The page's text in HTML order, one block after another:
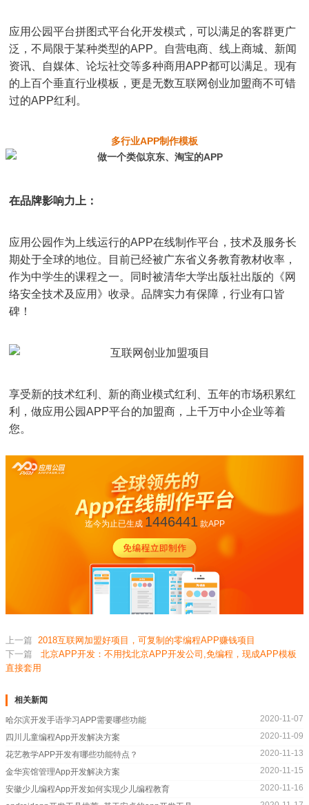
应用公园平台拼图式平台化开发模式，可以满足的客群更广
泛，不局限于某种类型的APP。自营电商、线上商城、新闻
资讯、自媒体、论坛社交等多种商用APP都可以满足。现有
的上百个垂直行业模板，更是无数互联网创业加盟商不可错
过的APP红利。
多行业APP制作模板
在品牌影响力上：
应用公园作为上线运行的APP在线制作平台，技术及服务长
期处于全球的地位。目前已经被广东省义务教育教材收率，
作为中学生的课程之一。同时被清华大学出版社出版的《网
络安全技术及应用》收录。品牌实力有保障，行业有口皆
碑！
享受新的技术红利、新的商业模式红利、五年的市场积累红
利，做应用公园APP平台的加盟商，上千万中小企业等着
您。
迄今为止已生成 1446441款APP
上一篇 2018互联网加盟好项目，可复制的零编程APP赚钱项目
下一篇
北京APP开发：不用找北京APP开发公司,免编程，现成APP模板
直接套用
相关新闻
哈尔滨开发手语学习APP需要哪些功能
2020-11-07
四川儿童编程App开发解决方案
2020-11-09
花艺教学APP开发有哪些功能特点？
2020-11-13
金华宾馆管理App开发解决方案
2020-11-15
安徽少儿编程App开发如何实现少儿编程教育
2020-11-16